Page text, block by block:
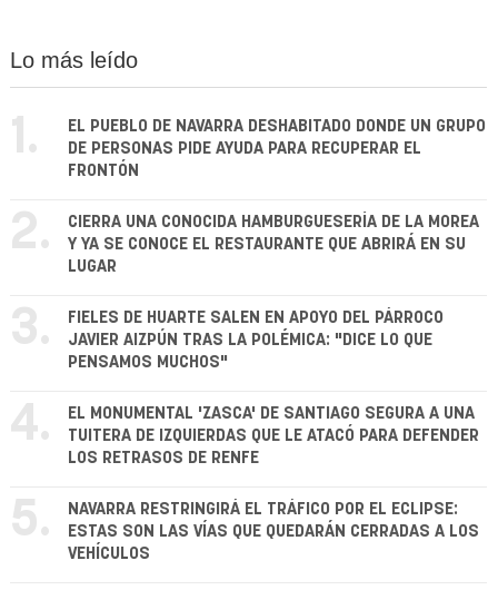
Lo más leído
1.
EL PUEBLO DE NAVARRA DESHABITADO DONDE UN GRUPO
DE PERSONAS PIDE AYUDA PARA RECUPERAR EL
FRONTÓN
2.
CIERRA UNA CONOCIDA HAMBURGUESERÍA DE LA MOREA
Y YA SE CONOCE EL RESTAURANTE QUE ABRIRÁ EN SU
LUGAR
3.
FIELES DE HUARTE SALEN EN APOYO DEL PÁRROCO
JAVIER AIZPÚN TRAS LA POLÉMICA: "DICE LO QUE
PENSAMOS MUCHOS"
4.
EL MONUMENTAL 'ZASCA' DE SANTIAGO SEGURA A UNA
TUITERA DE IZQUIERDAS QUE LE ATACÓ PARA DEFENDER
LOS RETRASOS DE RENFE
5.
NAVARRA RESTRINGIRÁ EL TRÁFICO POR EL ECLIPSE:
ESTAS SON LAS VÍAS QUE QUEDARÁN CERRADAS A LOS
VEHÍCULOS